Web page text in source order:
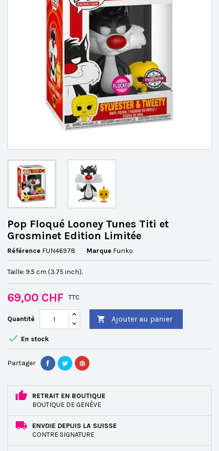
Pop Floqué Looney Tunes Titi et
Grosminet Edition Limitée
Référence FUN46978 Marque Funko
Taille: 9.5 cm (3.75 inch).
69,00 CHF TTC
Quantité  Ajouter au panier
 En stock
Partager
RETRAIT EN BOUTIQUE
BOUTIQUE DE GENÈVE
ENVOIE DEPUIS LA SUISSE
CONTRE SIGNATURE